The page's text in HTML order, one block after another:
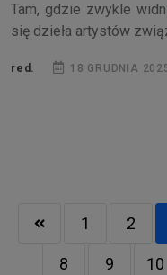
Tam, gdzie zwykle
się dzieła artystów
red. 18 GRUDNIA
1 2
8 9 10